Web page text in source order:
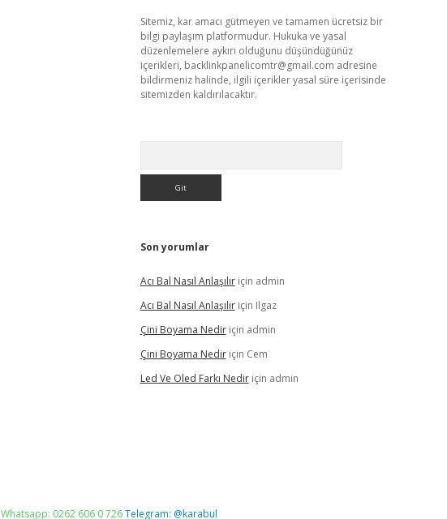
Sitemiz, kar amacı gütmeyen ve tamamen ücretsiz bir
bilgi paylaşım platformudur. Hukuka ve yasal
düzenlemelere aykırı olduğunu düşündüğünüz
içerikleri, backlinkpanelicomtr@gmail.com adresine
bildirmeniz halinde, ilgili içerikler yasal süre içerisinde
sitemizden kaldırılacaktır.
Son yorumlar
Acı Bal Nasıl Anlaşılıriçin admin
Acı Bal Nasıl Anlaşılıriçin Ilgaz
Çini Boyama Nediriçin admin
Çini Boyama Nediriçin Cem
Led Ve Oled Farkı Nediriçin admin
Whatsapp: 0262 606 0 726Telegram: @karabul